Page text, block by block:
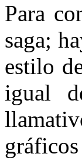
Para
saga;
estilo
igual